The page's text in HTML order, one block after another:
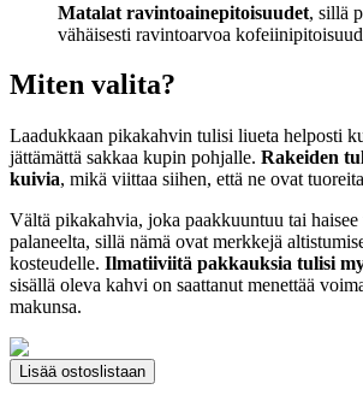
Matalat ravintoainepitoisuudet, sillä
vähäisesti ravintoarvoa
Miten valita?
Laadukkaan pikakahvin tulisi liueta helposti
jättämättä sakkaa kupin pohjalle. Rakeiden
kuivia, mikä viittaa siihen, että ne ovat
Vältä pikakahvia, joka paakkuuntuu tai haisee
palaneelta, sillä nämä ovat merkkejä
kosteudelle. Ilmatiiviitä pakkauksia tulisi
sisällä oleva kahvi on saattanut menettää
makunsa.
Lisää ostoslistaan